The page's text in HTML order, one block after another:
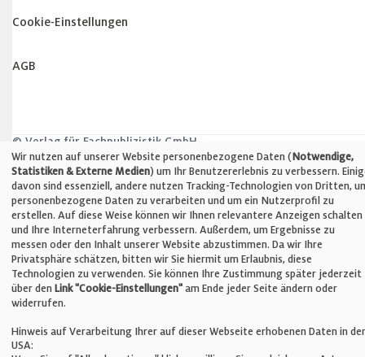
Cookie-Einstellungen
AGB
© Verlag für Fachpublizistik GmbH
X
Wir nutzen auf unserer Website personenbezogene Daten (Notwendige,
Statistiken & Externe Medien) um Ihr Benutzererlebnis zu verbessern.
davon sind essenziell, andere nutzen Tracking-Technologien von Dritten,
personenbezogene Daten zu verarbeiten und um ein Nutzerprofil zu
erstellen. Auf diese Weise können wir Ihnen relevantere Anzeigen schalten
und Ihre Interneterfahrung verbessern. Außerdem, um Ergebnisse zu
messen oder den Inhalt unserer Website abzustimmen. Da wir Ihre
Privatsphäre schätzen, bitten wir Sie hiermit um Erlaubnis, diese
Technologien zu verwenden. Sie können Ihre Zustimmung später jederzeit
über den Link "Cookie-Einstellungen" am Ende jeder Seite ändern oder
widerrufen.
Hinweis auf Verarbeitung Ihrer auf dieser Webseite erhobenen Daten in
USA: